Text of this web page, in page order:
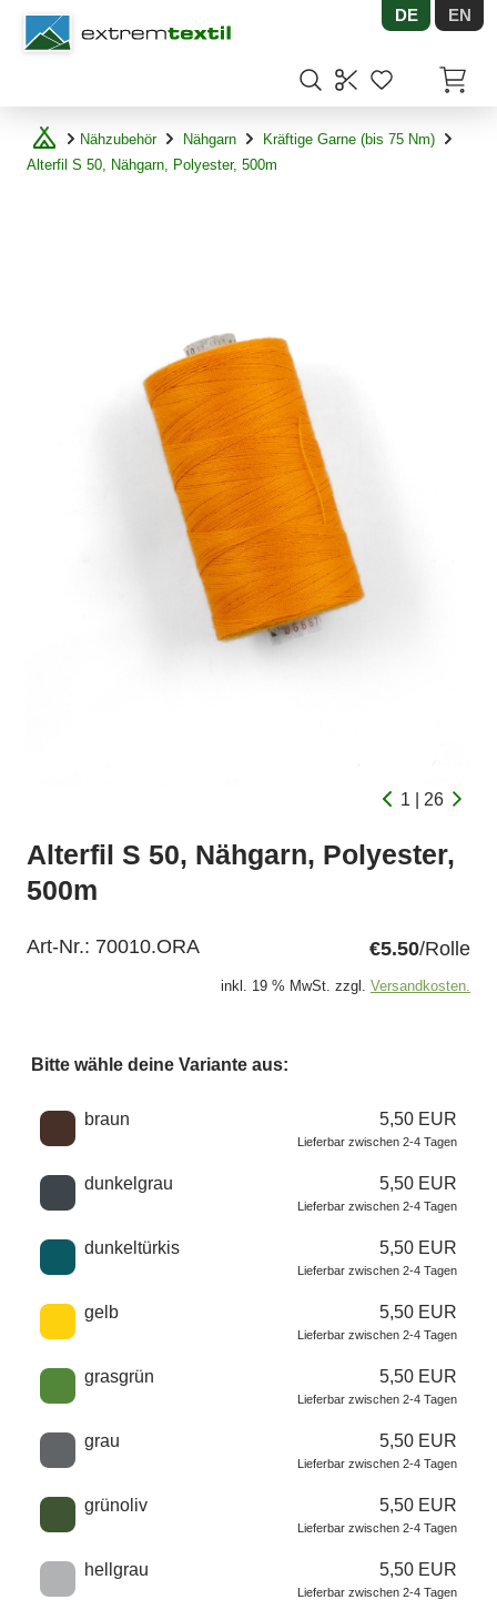
Shopware DE EN
Nähzubehör Nähgarn
Kräftige Garne (bis 75 Nm)
Alterfil S 50, Nähgarn, Polyester, 500m
1 | 26
Alterfil S 50, Nähgarn, Polyester,
500m
Art-Nr.: 70010.ORA €5.50/Rolle
inkl. 19 % MwSt. zzgl. Versandkosten.
Bitte wähle deine Variante aus:
Wähle eine Farbe
braun 5,50 EUR
Lieferbar zwischen 2-4 Tagen
dunkelgrau 5,50 EUR
Lieferbar zwischen 2-4 Tagen
dunkeltürkis 5,50 EUR
Lieferbar zwischen 2-4 Tagen
gelb 5,50 EUR
Lieferbar zwischen 2-4 Tagen
grasgrün 5,50 EUR
Lieferbar zwischen 2-4 Tagen
grau 5,50 EUR
Lieferbar zwischen 2-4 Tagen
grünoliv 5,50 EUR
Lieferbar zwischen 2-4 Tagen
hellgrau 5,50 EUR
Lieferbar zwischen 2-4 Tagen